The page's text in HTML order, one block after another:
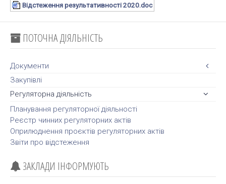
Відстеження результативності 2020.doc
ПОТОЧНА ДІЯЛЬНІСТЬ
Документи
Закупівлі
Регуляторна діяльність
Планування регуляторної діяльності
Реєстр чинних регуляторних актів
Оприлюднення проєктів регуляторних актів
Звіти про відстеження
ЗАКЛАДИ ІНФОРМУЮТЬ